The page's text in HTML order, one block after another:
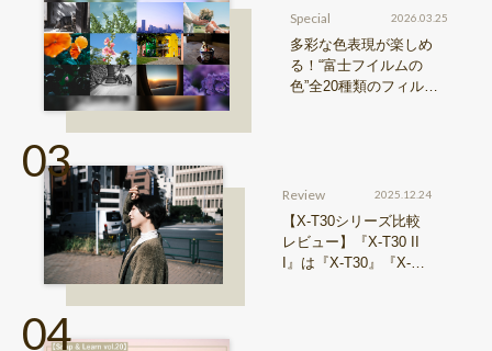
Special 2026.03.25
多彩な色表現が楽しめ
る！“富士フイルムの
色”全20種類のフィルム
Review 2025.12.24
【X-T30シリーズ比較
レビュー】『X-T30 II
I』は『X-T30』『X-T3